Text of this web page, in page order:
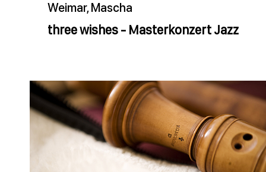
Weimar, Mascha
three wishes - Masterkonzert Jazz